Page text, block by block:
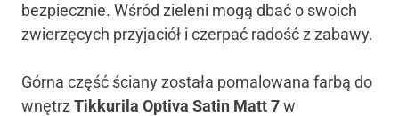
bezpiecznie. Wśród zieleni mogą dbać o swoich
zwierzęcych przyjaciół i czerpać radość z zabawy.
Górna część ściany została pomalowana farbą do
wnętrz Tikkurila Optiva Satin Matt 7w